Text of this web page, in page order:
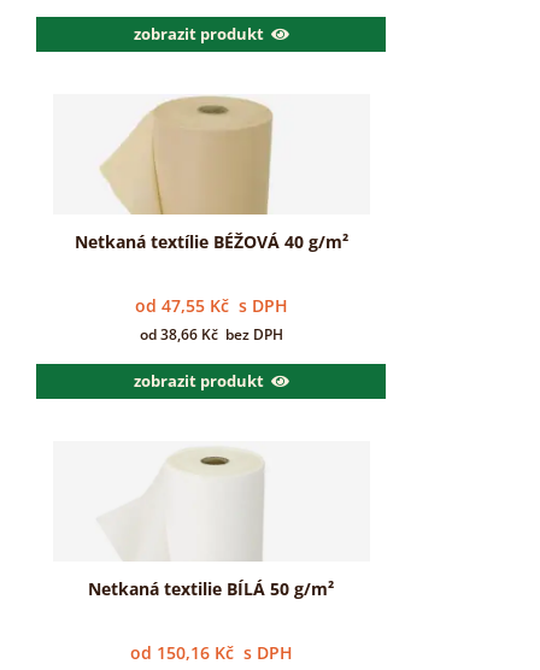
zobrazit produkt
Netkaná textílie BÉŽOVÁ 40 g/m²
od 47,55 Kč s DPH
od38,66 Kč bez DPH
zobrazit produkt
Netkaná textilie BÍLÁ 50 g/m²
od 150,16 Kč s DPH